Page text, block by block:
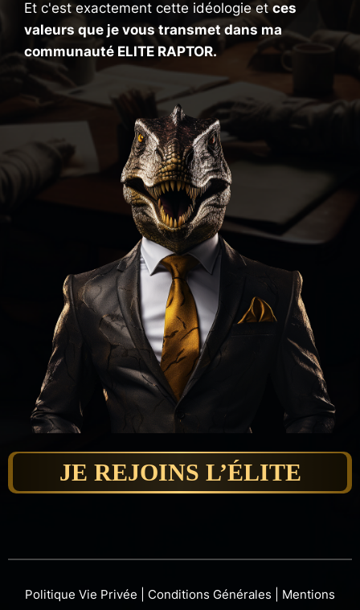
Et c'est exactement cette idéologie etces
valeurs que je vous transmet dans ma
communauté ELITE RAPTOR.
JE REJOINS L’ÉLITE
Politique Vie Privée Conditions Générales
Mentions